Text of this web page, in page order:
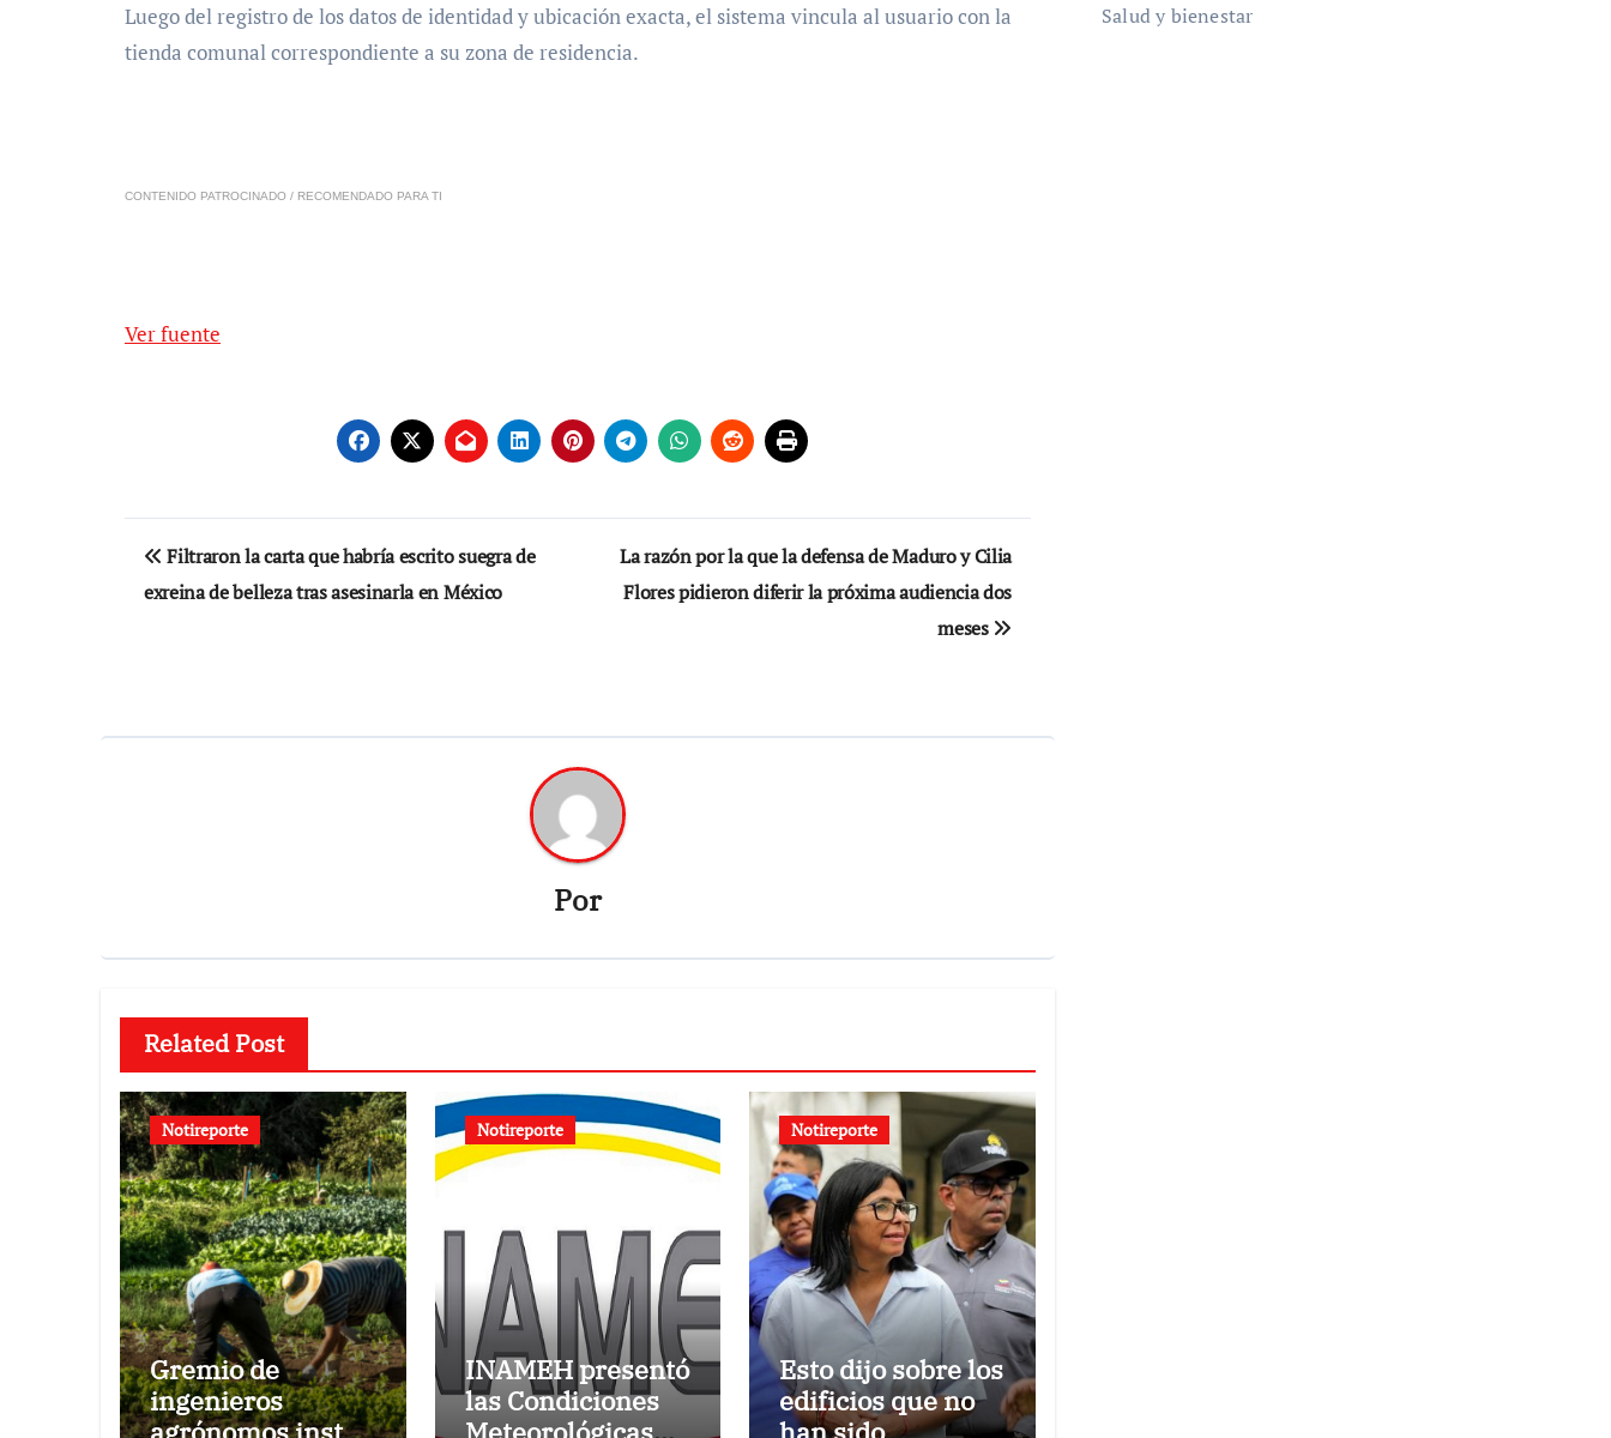
Luego del registro de los datos de identidad y ubicación exacta, el sistema vincula al usuario con la
tienda comunal correspondiente a su zona de residencia.
CONTENIDO PATROCINADO / RECOMENDADO PARA TI
Ver fuente
Navegación
de
Filtraron la carta que habría escrito suegra de
exreina de belleza tras asesinarla en México
La razón por la que la defensa de Maduro y Cilia
Flores pidieron diferir la próxima audiencia dos
meses
Por
Related Post
Notireporte
Gremio de
ingenieros
Notireporte
INAMEH presentó
las Condiciones
Notireporte
Esto dijo sobre los
edificios que no
Salud y bienestar